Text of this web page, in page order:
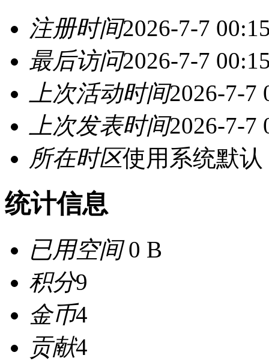
注册时间2026-7-7
最后访问2026-7-7
上次活动时间2026-7-7
上次发表时间2026-7-7
所在时区使用系统默认
统计信息
已用空间0 B
积分9
金币4
贡献4